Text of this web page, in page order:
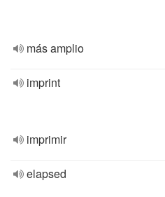
más amplio
imprint
imprimir
elapsed